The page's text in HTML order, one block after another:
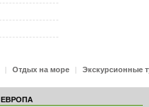
| Отдых на море | Экскурсионные
ЕВРОПА